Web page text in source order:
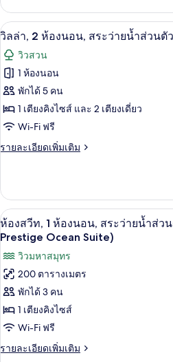
(Junior
Suite)
ว่าย
น้ำ
ส่วน
ตัว,
วิว
สวน
เกี่ยว
กับ
วิลล่า,
ห้อง
นอน,
ว่าย
น้ำ
ส่วน
ตัว,
วิว
เปิด
ภาพถ่าย
ทั้งหมด
ของ
วิลล่า,
2
ห้อง
ว่าย
น้ำ
ส่วน
ตัว,
วิว
สวน
6
วิลล่า, 2 ห้องนอน, สระว่ายน้ำส่วนตั
วิวสวน
1 ห้องนอน
พักได้ 5 คน
1 เตียงคิงไซส์ และ 2 เตียงเดี่ยว
Wi-Fi ฟรี
รายละเอียดเพิ่มเติม
ราย
เกี่ยว
กับ
วิลล่า,
2
นอน,
สระ
ว่าย
น้ำ
ส่วน
วิว
สวน
เปิด
ภาพถ่าย
ทั้งหมด
ของ
ห้อง
สวีท,
ห้อง
ห้อ
8
ห้องสวีท, 1 ห้องนอน, สระว่ายน้ำส่ว
Prestige Ocean Suite)
วิวมหาสมุทร
200 ตารางเมตร
พักได้ 3 คน
1 เตียงคิงไซส์
Wi-Fi ฟรี
รายละเอียดเพิ่มเติม
ราย